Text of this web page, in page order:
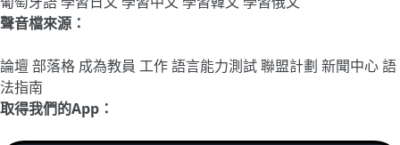
聲音檔來源：
論壇部落格 成為教員 工作語言能力測試聯盟計劃 新聞中心語
法指南
取得我們的App：